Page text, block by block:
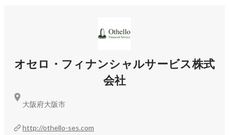
さまざまな事業を展開しているので会社の基盤はしっかりし
年間休日も120日以上！働きやすい・スキルを身につけやす
い環境を提供いたします！
オセロ・フィナンシャルサービス株式
会社
http://othello-ses.com
大阪府大阪市